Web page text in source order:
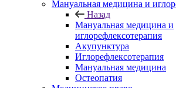
Мануальная медицина и
Назад
Мануальная медицина и
иглорефлексотерапия
Акупунктура
Иглорефлексотерапия
Мануальная медицина
Остеопатия